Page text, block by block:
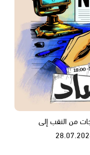
من النقب إلى